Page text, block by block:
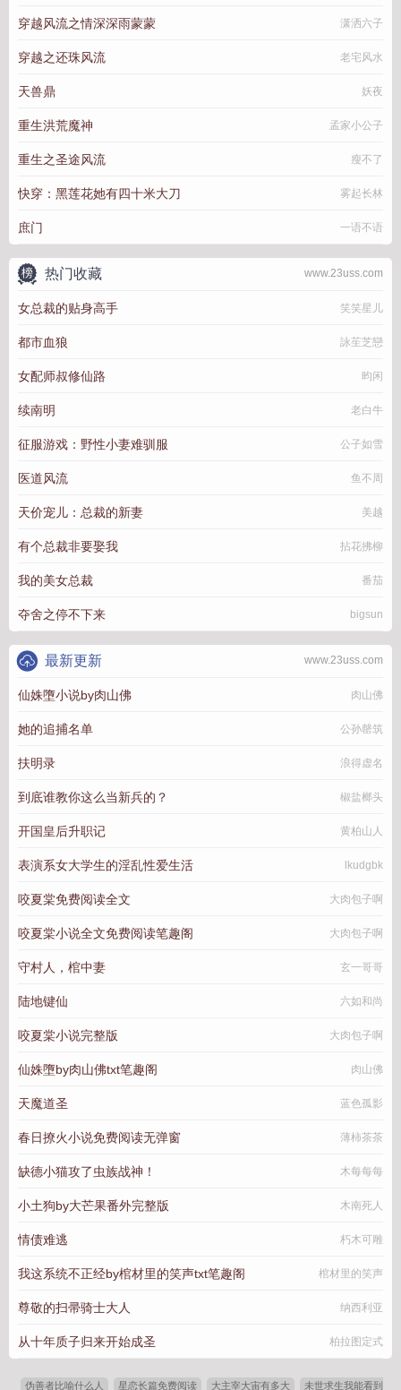
穿越风流之情深深雨蒙蒙 潇洒六子
穿越之还珠风流 老宅风水
天兽鼎 妖夜
重生洪荒魔神 孟家小公子
重生之圣途风流 瘦不了
快穿：黑莲花她有四十米大刀 雾起长林
庶门 一语不语
www.23uss.com
热门收藏
女总裁的贴身高手 笑笑星儿
都市血狼 詠苼芝戀
女配师叔修仙路 昀闲
续南明 老白牛
征服游戏：野性小妻难驯服 公子如雪
医道风流 鱼不周
天价宠儿：总裁的新妻 美越
有个总裁非要娶我 拈花拂柳
我的美女总裁 番茄
夺舍之停不下来 bigsun
www.23uss.com
最新更新
仙姝墮小说by肉山佛 肉山佛
她的追捕名单 公孙罄筑
扶明录 浪得虚名
到底谁教你这么当新兵的？ 椒盐榔头
开国皇后升职记 黄柏山人
表演系女大学生的淫乱性爱生活 lkudgbk
咬夏棠免费阅读全文 大肉包子啊
咬夏棠小说全文免费阅读笔趣阁 大肉包子啊
守村人，棺中妻 玄一哥哥
陆地键仙 六如和尚
咬夏棠小说完整版 大肉包子啊
仙姝墮by肉山佛txt笔趣阁 肉山佛
天魔道圣 蓝色孤影
春日撩火小说免费阅读无弹窗 薄柿茶茶
缺德小猫攻了虫族战神！ 木每每每
小土狗by大芒果番外完整版 木南死人
情债难逃 朽木可雕
我这系统不正经by棺材里的笑声txt笔趣阁 棺材里的笑声
尊敬的扫帚骑士大人 纳西利亚
从十年质子归来开始成圣 柏拉图定式
伪善者比喻什么人 星恋长篇免费阅读 大主宰大宙有多大 未世求生我能看到